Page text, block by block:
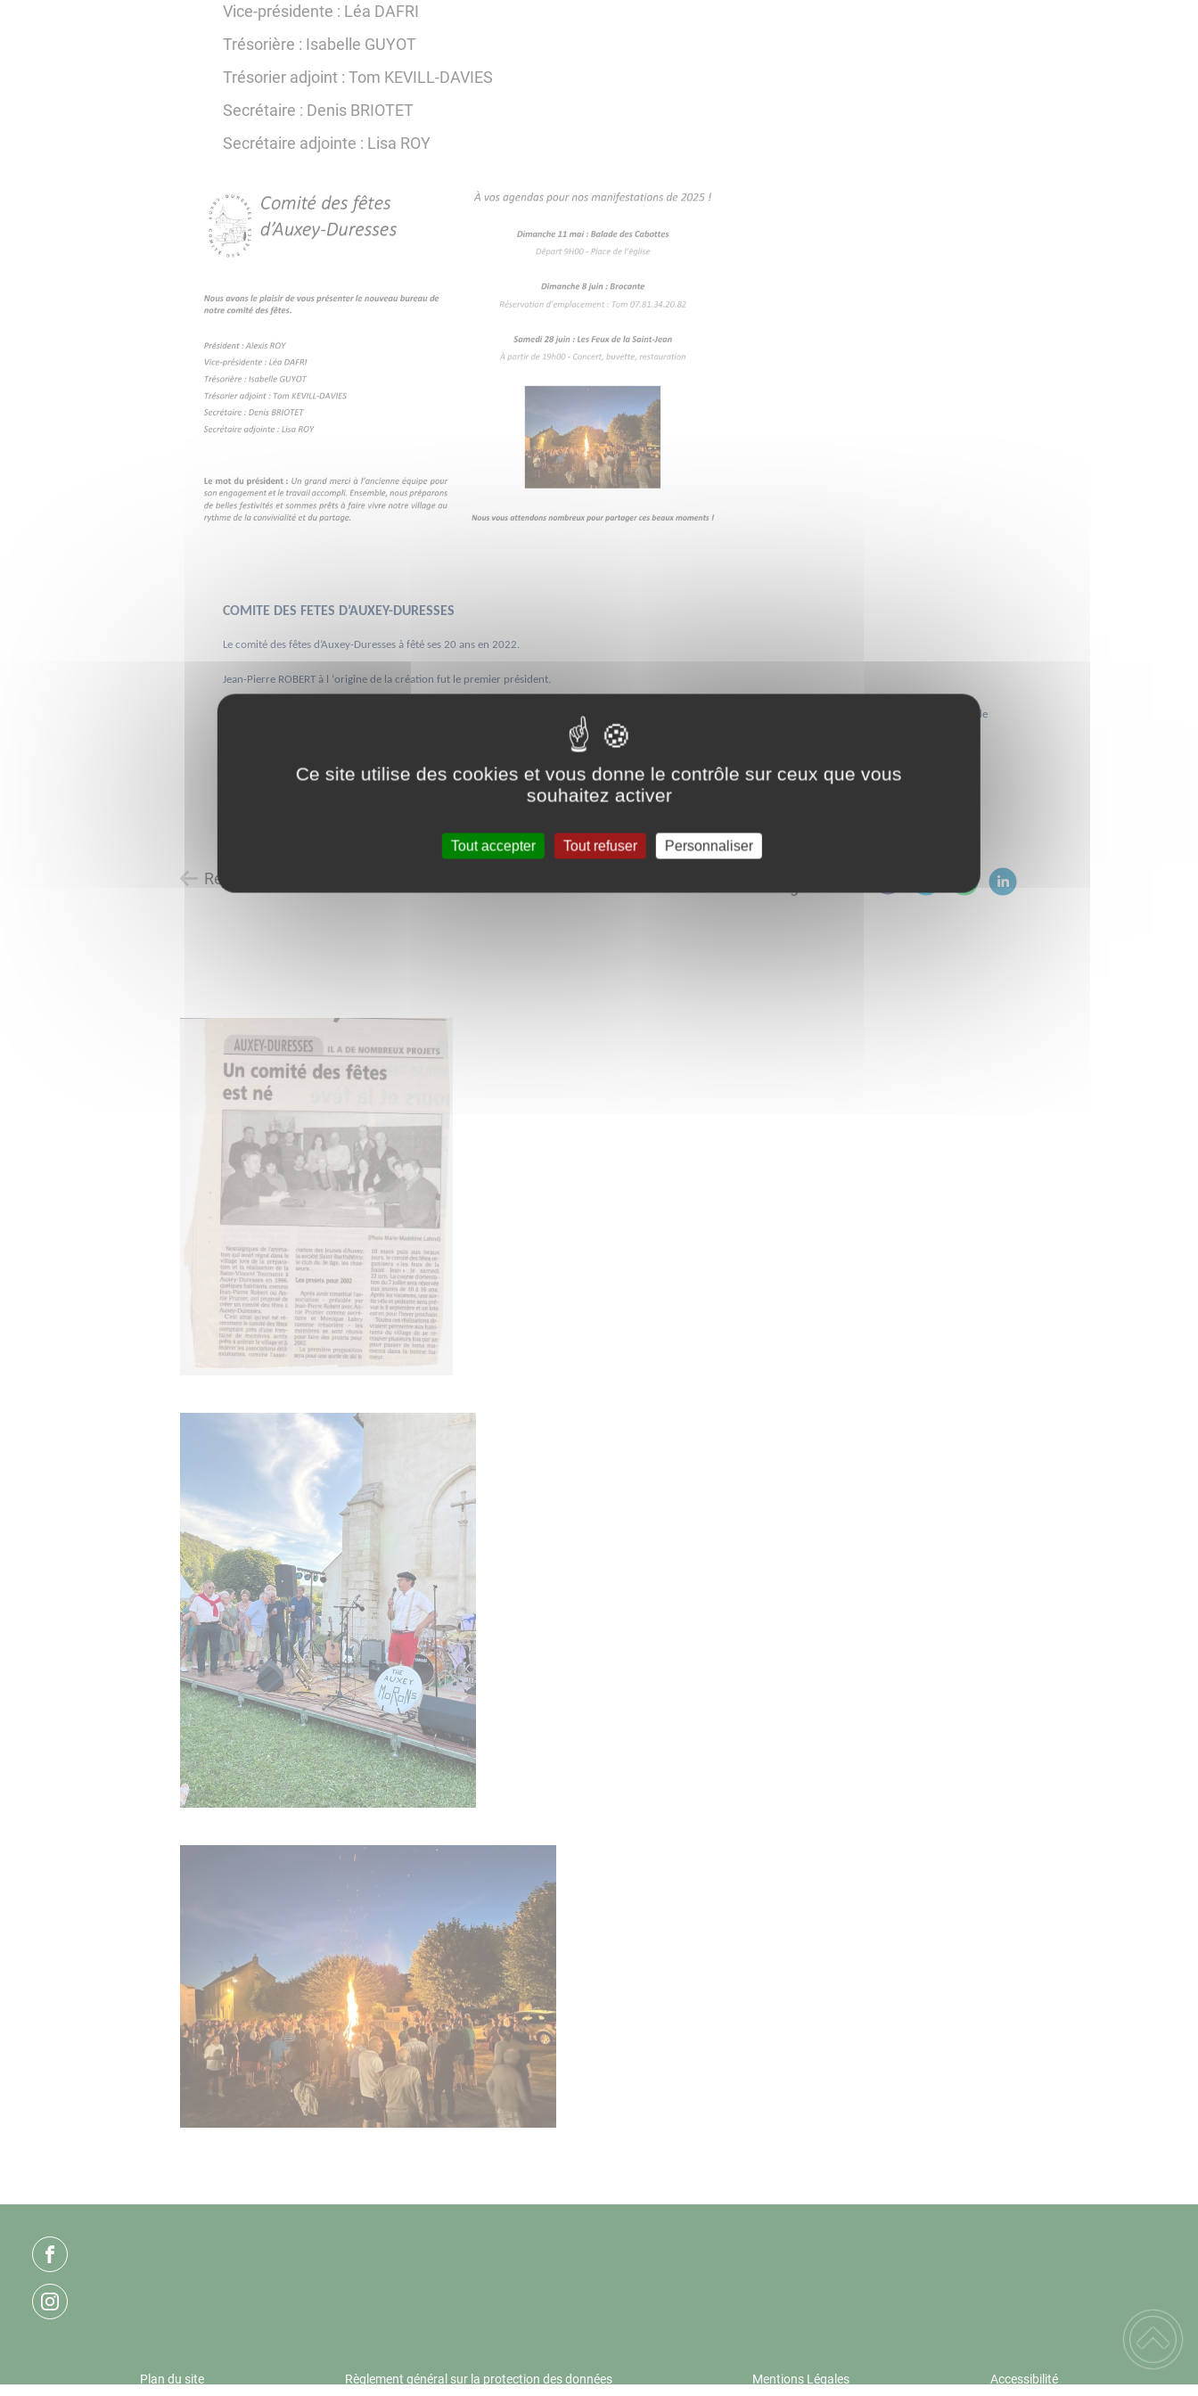
Vice-présidente : Léa DAFRI
Trésorière : Isabelle GUYOT
Trésorier adjoint : Tom KEVILL-DAVIES
Secrétaire : Denis BRIOTET
Secrétaire adjointe : Lisa ROY
COMITE DES FETES D’AUXEY-DURESSES
Le comité des fêtes d’Auxey-Duresses à fêté ses 20 ans en 2022.
Jean-Pierre ROBERT à l ‘origine de la création fut le premier président.
Aujourd’hui une équipe composée de membres de la première heure (dits les anciens) et membres nouveaux (dits les jeunes) s’efforce de faire vivre le comité et de
perpétuer les manifestations historiques. La synergie entre les générations crée un réel dynamisme.
Retour à l'accueil
Plan du site Règlement général sur la protection des données Mentions Légales Accessibilité
Ce site utilise des cookies et vous donne le contrôle sur ceux que vous
souhaitez activer
Tout accepter Tout refuser Personnaliser